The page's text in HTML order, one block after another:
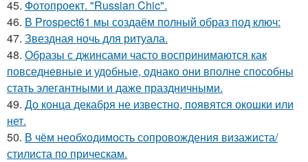
45. Фотопроект. "Russian Chic".
46. В Prospect61 мы создаём полный образ под ключ:
47. Звездная ночь для ритуала.
48. Образы с джинсами часто воспринимаются как
повседневные и удобные, однако они вполне способны
стать элегантными и даже праздничными.
49. До конца декабря не известно, появятся окошки или
нет.
50. В чём необходимость сопровождения визажиста/
стилиста по прическам.